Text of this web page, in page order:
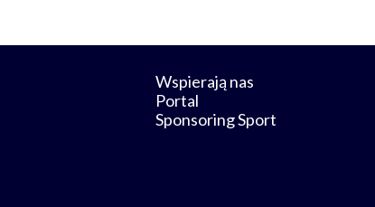
Wspierają nas
Portal
Sponsoring Sport